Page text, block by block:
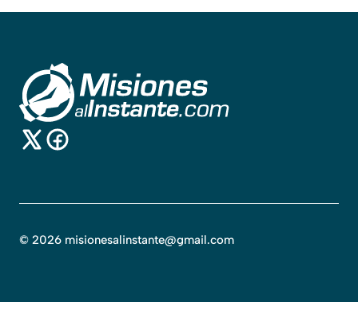
© 2026 misionesalinstante@gmail.com